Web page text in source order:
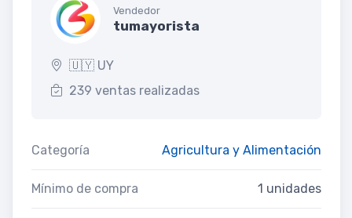
Vendedor
tumayorista
🇺🇾 UY
239 ventas realizadas
Categoría Agricultura y Alimentación
Mínimo de compra 1 unidades